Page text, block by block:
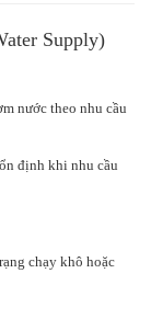
Supply)
nước theo nhu cầu
định khi nhu cầu
chạy khô hoặc